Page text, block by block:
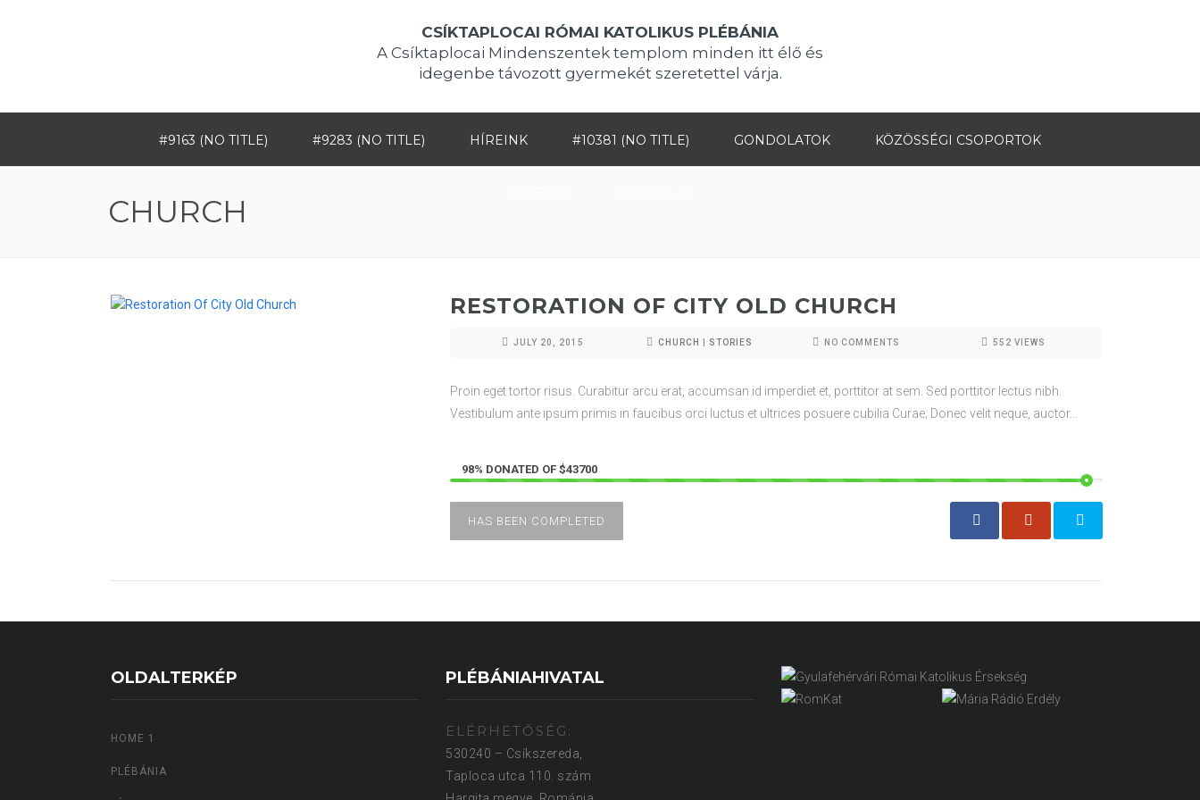
CSÍKTAPLOCAI RÓMAI KATOLIKUS PLÉBÁNIA
A Csíktaplocai Mindenszentek templom minden itt élő és
idegenbe távozott gyermekét szeretettel várja.
#9163 (NO TITLE) #9283 (NO TITLE) HÍREINK #10381 (NO TITLE) GONDOLATOK KÖZÖSSÉGI CSOPORTOK
CHURCH
RESTORATION OF CITY OLD CHURCH
JULY 20, 2015 CHURCH STORIES NO COMMENTS 552 VIEWS
Proin eget tortor risus. Curabitur arcu erat, accumsan id imperdiet et, porttitor at sem. Sed porttitor lectus nibh.
Vestibulum ante ipsum primis in faucibus orci luctus et ultrices posuere cubilia Curae; Donec velit neque, auctor...
98% DONATED OF $43700
HAS BEEN COMPLETED
OLDALTERKÉP
HOME 1
PLÉBÁNIA
PLÉBÁNIAHIVATAL
ELÉRHETŐSÉG:
530240 – Csíkszereda,
Taploca utca 110. szám